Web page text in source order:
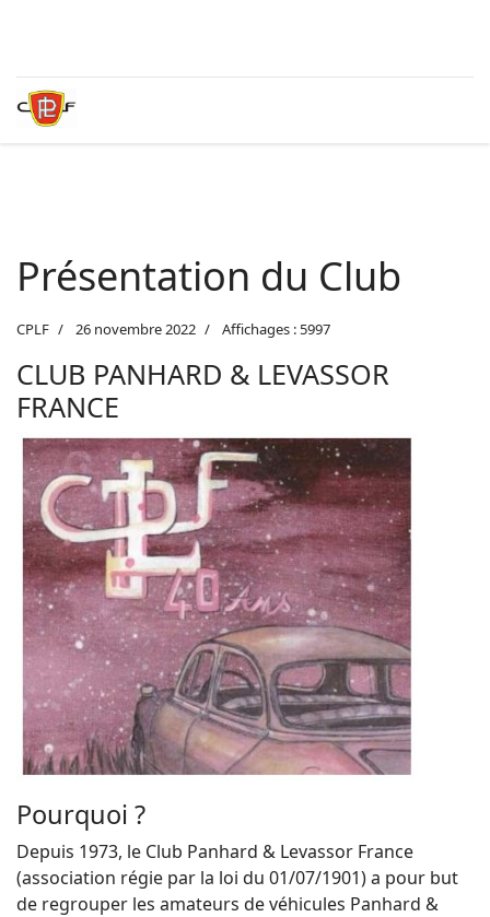
Présentation du Club
CPLF 26 novembre 2022 Affichages : 5997
CLUB PANHARD & LEVASSOR
FRANCE
Pourquoi ?
Depuis 1973, le Club Panhard & Levassor France
(association régie par la loi du 01/07/1901) a pour but
de regrouper les amateurs de véhicules Panhard &